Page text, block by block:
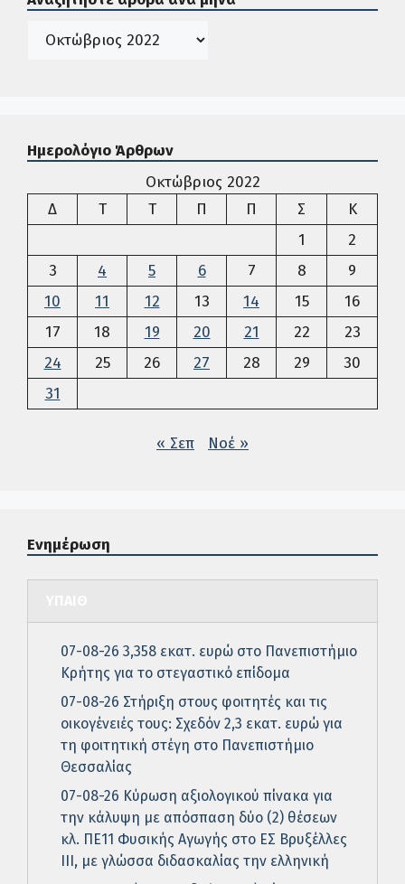
Ιστορικό
Ημερολόγιο Άρθρων
Οκτώβριος 2022
ΔΔευτέρα
ΤΤρίτη ΤΤετάρτη
Π Πέμπτη
Π Παρασκευή
Σ Σάββατο
Κ
1
2
3
4 5 6 7 8
9
10
11 12 13 14 15
16
17
18 19 20 21 22
23
24
25 26 27 28 29
30
31
« Σεπ Νοέ »
Ενημέρωση
07-08-26 3,358 εκατ. ευρώ στο Πανεπιστήμιο
Κρήτης για το στεγαστικό επίδομα
07-08-26 Στήριξη στους φοιτητές και τις
οικογένειές τους: Σχεδόν 2,3 εκατ. ευρώ για
τη φοιτητική στέγη στο Πανεπιστήμιο
Θεσσαλίας
07-08-26 Κύρωση αξιολογικού πίνακα για
την κάλυψη με απόσπαση δύο (2) θέσεων
κλ. ΠΕ11 Φυσικής Αγωγής στο ΕΣ Βρυξέλλες
ΙΙΙ, με γλώσσα διδασκαλίας την ελληνική